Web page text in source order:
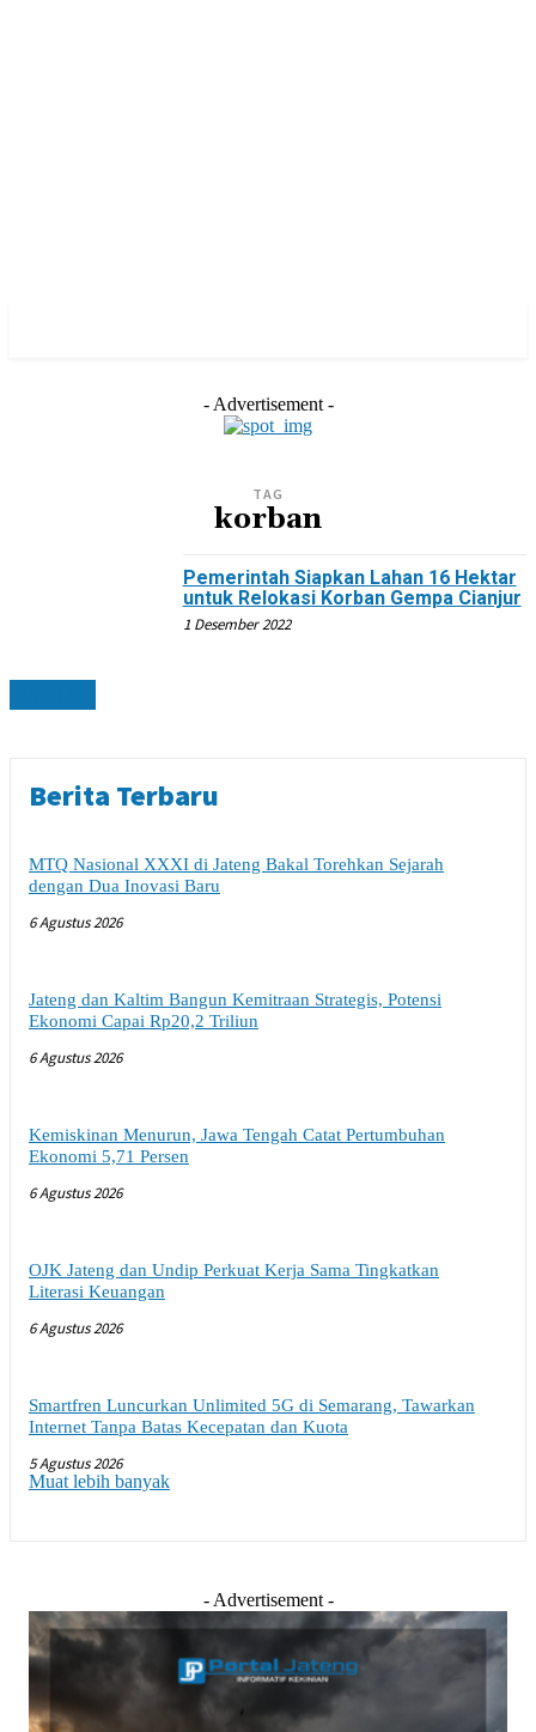
- Advertisement -
TAG
korban
Pemerintah Siapkan Lahan 16 Hektar
untuk Relokasi Korban Gempa Cianjur
1 Desember 2022
Berita Terbaru
MTQ Nasional XXXI di Jateng Bakal Torehkan Sejarah
dengan Dua Inovasi Baru
6 Agustus 2026
Jateng dan Kaltim Bangun Kemitraan Strategis, Potensi
Ekonomi Capai Rp20,2 Triliun
6 Agustus 2026
Kemiskinan Menurun, Jawa Tengah Catat Pertumbuhan
Ekonomi 5,71 Persen
6 Agustus 2026
OJK Jateng dan Undip Perkuat Kerja Sama Tingkatkan
Literasi Keuangan
6 Agustus 2026
Smartfren Luncurkan Unlimited 5G di Semarang, Tawarkan
Internet Tanpa Batas Kecepatan dan Kuota
5 Agustus 2026
Muat lebih banyak
- Advertisement -